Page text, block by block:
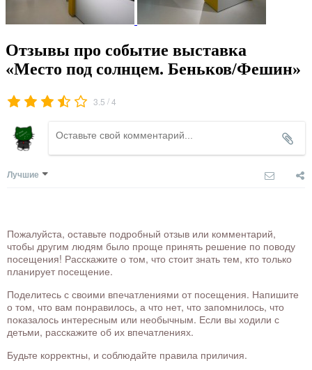
Отзывы про событие выставка
«Место под солнцем. Беньков/Фешин»
3.5 /4
Лучшие
Пожалуйста, оставьте подробный отзыв или комментарий,
чтобы другим людям было проще принять решение по поводу
посещения! Расскажите о том, что стоит знать тем, кто только
планирует посещение.
Поделитесь с своими впечатлениями от посещения. Напишите
о том, что вам понравилось, а что нет, что запомнилось, что
показалось интересным или необычным. Если вы ходили с
детьми, расскажите об их впечатлениях.
Будьте корректны, и соблюдайте правила приличия.